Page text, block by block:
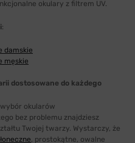
okulary z filtrem UV.
:
damskie
męskie
dostosowane do każdego
okularów
bez problemu znajdziesz
Twojej twarzy. Wystarczy, że
, prostokątne, owalne